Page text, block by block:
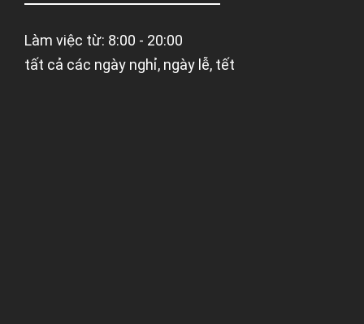
Làm việc từ: 8:00 - 20:00
tất cả các ngày nghỉ, ngày lễ, tết